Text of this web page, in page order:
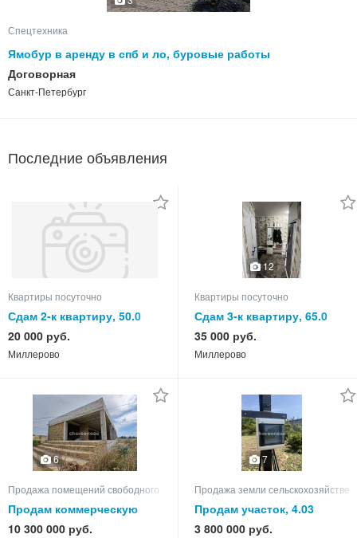
Спецтехника
Ямобур в аренду в спб и ло, буровые работы
Договорная
Санкт-Петербург
Последние объявления
Квартиры посуточно
Сдам 2-к квартиру, 50.0
кв.м, этаж 3 из 5
20 000 руб.
Миллерово
12
Квартиры посуточно
Сдам 3-к квартиру, 65.0
кв.м, этаж 5 из 5
35 000 руб.
Миллерово
6
Продажа помещений свободного назначения
Продам коммерческую
недвижимость
10 300 000 руб.
7
Продажа земли
Продам участок, 4.03
3 800 000 руб.